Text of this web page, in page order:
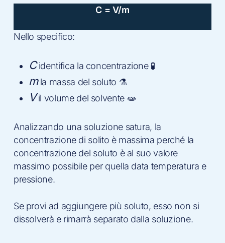
C = V/m
Nello specifico:
Cidentifica la concentrazione 🧪
mla massa del soluto ⚗️
Vil volume del solvente 🧫
Analizzando una soluzione satura, la
concentrazione di solito è massima perché la
concentrazione del soluto è al suo valore
massimo possibile per quella data temperatura e
pressione.
Se provi ad aggiungere più soluto, esso non si
dissolverà e rimarrà separato dalla soluzione.